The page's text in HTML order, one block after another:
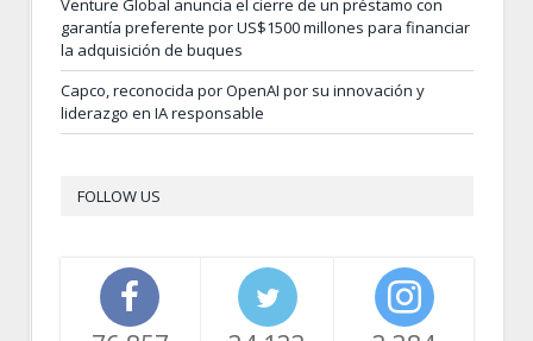
Venture Global anuncia el cierre de un préstamo con
garantía preferente por US$1500 millones para financiar
la adquisición de buques
Capco, reconocida por OpenAI por su innovación y
liderazgo en IA responsable
FOLLOW US